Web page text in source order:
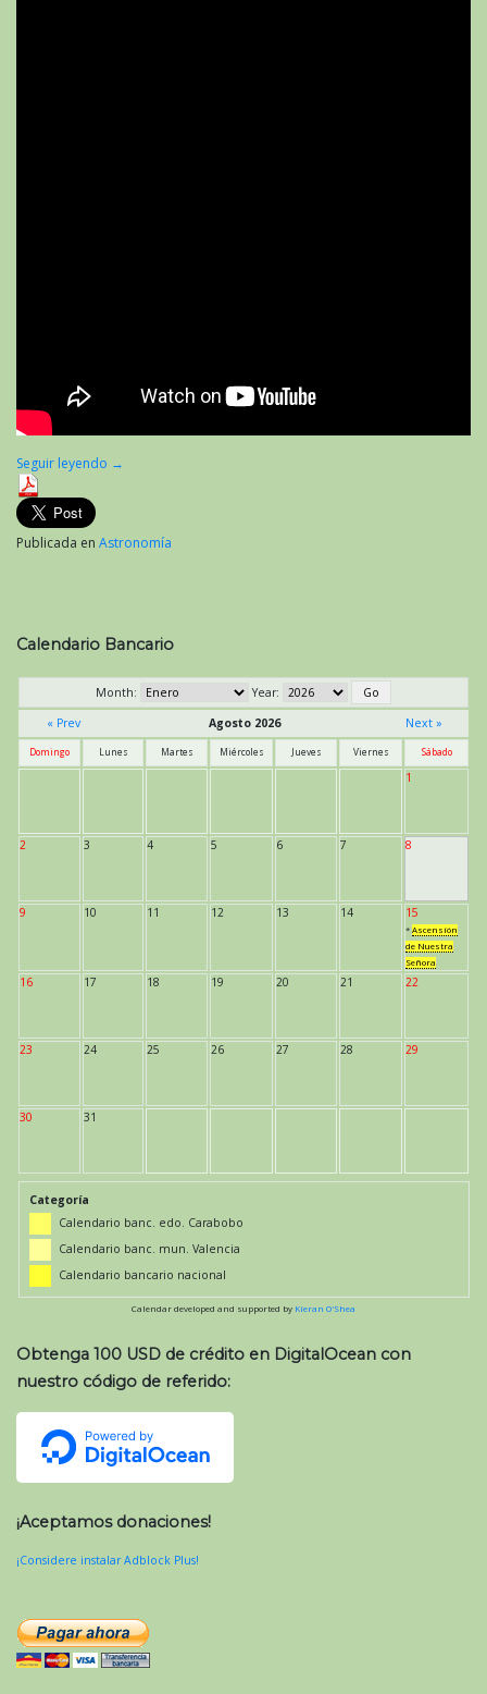
Seguir leyendo →
Publicada en Astronomía
Calendario Bancario
Month:
Year:
« Prev
Agosto 2026 Next »
Domingo Lunes Martes Miércoles Jueves Viernes Sábado
1
2 3 4 5 6 7 8
9 10 11 12 13 14 15
* Ascensión
de Nuestra
Señora
16 17 18 19 20 21 22
23 24 25 26 27 28 29
30 31
Categoría
Calendario banc. edo. Carabobo
Calendario banc. mun. Valencia
Calendario bancario nacional
Calendar developed and supported by Kieran O'Shea
Obtenga 100 USD de crédito en DigitalOcean con
nuestro código de referido:
¡Aceptamos donaciones!
¡Considere instalar Adblock Plus!